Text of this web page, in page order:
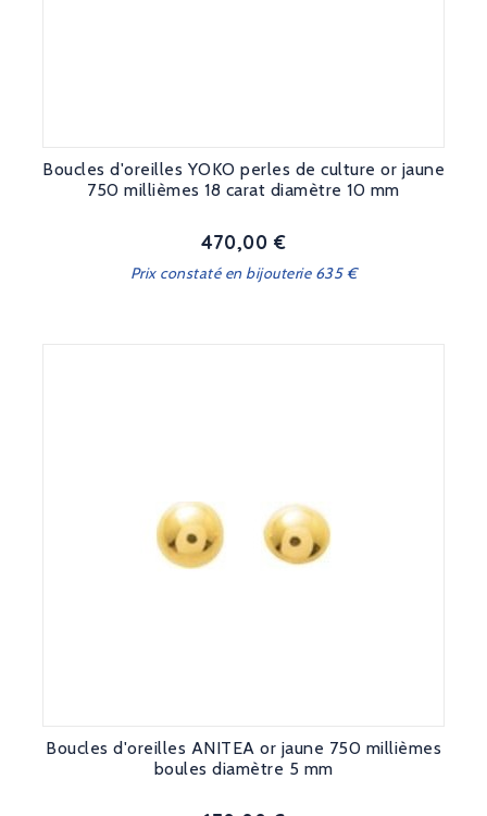
Boucles d'oreilles YOKO perles de culture or jaune
750 millièmes 18 carat diamètre 10 mm
Prix
470,00 €
Prix constaté en bijouterie 635 €
Boucles d'oreilles ANITEA or jaune 750 millièmes
boules diamètre 5 mm